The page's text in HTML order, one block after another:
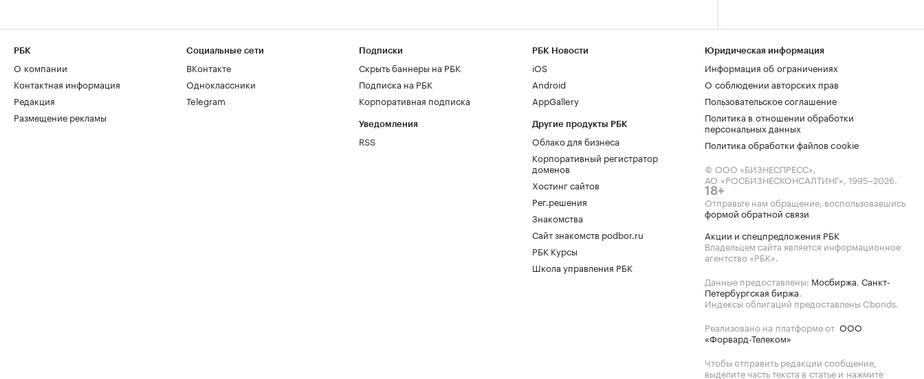
РБК
О компании
Контактная информация
Редакция
Размещение рекламы
Социальные сети
ВКонтакте
Одноклассники
Telegram
Подписки
Скрыть баннеры на РБК
Подписка на РБК
Корпоративная подписка
Уведомления
RSS
РБК Новости
iOS
Android
AppGallery
Другие продукты РБК
Облако для бизнеса
Корпоративный регистратор
доменов
Хостинг сайтов
Рег.решения
Знакомства
Сайт знакомств podbor.ru
РБК Курсы
Школа управления РБК
Юридическая информация
Информация об ограничениях
О соблюдении авторских прав
Пользовательское соглашение
Политика в отношении обработки
персональных данных
Политика обработки файлов cookie
© ООО «БИЗНЕСПРЕСС»,
АО «РОСБИЗНЕСКОНСАЛТИНГ», 1995–2026.
18+
Отправьте нам обращение, воспользовавшись
формой обратной связи
Акции и спецпредложения РБК
Владельцем сайта является информационное
агентство «РБК».
Данные предоставлены: Мосбиржа, Санкт-
Петербургская биржа.
Индексы облигаций предоставлены Cbonds.
Реализовано на платформе от ООО
«Форвард-Телеком»
Чтобы отправить редакции сообщение,
выделите часть текста в статье и нажмите